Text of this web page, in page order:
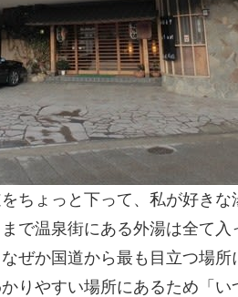
ちょっと下って、私が好きな
で温泉街にある外湯は全て
ぜか国道から最も目立つ場
りやすい場所にあるため「